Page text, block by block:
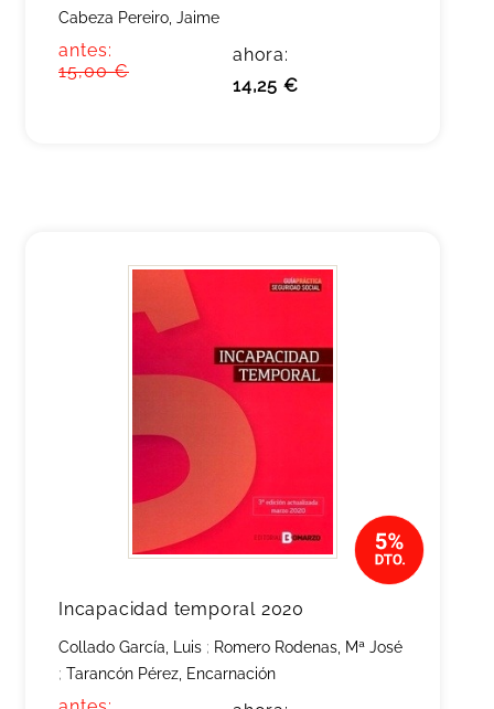
Cabeza Pereiro, Jaime
antes:
15,00 €
ahora:
14,25 €
Incapacidad temporal 2020
Collado García, Luis ; Romero Rodenas, Mª José
; Tarancón Pérez, Encarnación